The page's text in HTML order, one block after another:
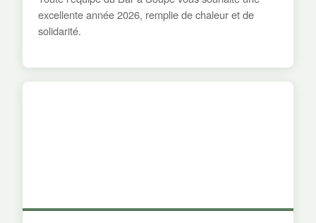
excellente année 2026, remplie de chaleur et de
solidarité.